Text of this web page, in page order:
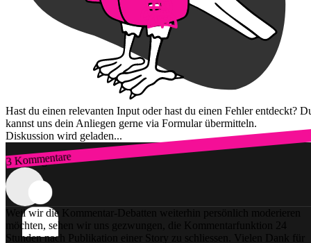
Hast du einen relevanten Input oder hast du einen Fehler entdeckt?
kannst uns dein Anliegen gerne via Formular übermitteln.
Diskussion wird geladen...
3 Kommentare
Zum Login
Weil wir die Kommentar-Debatten weiterhin persönlich moderieren
möchten, sehen wir uns gezwungen, die Kommentarfunktion 24
Stunden nach Publikation einer Story zu schliessen. Vielen Dank für